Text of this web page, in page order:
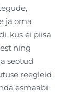
ja oma
kus ei piisa
ning
seotud
reegleid
esmaabi;